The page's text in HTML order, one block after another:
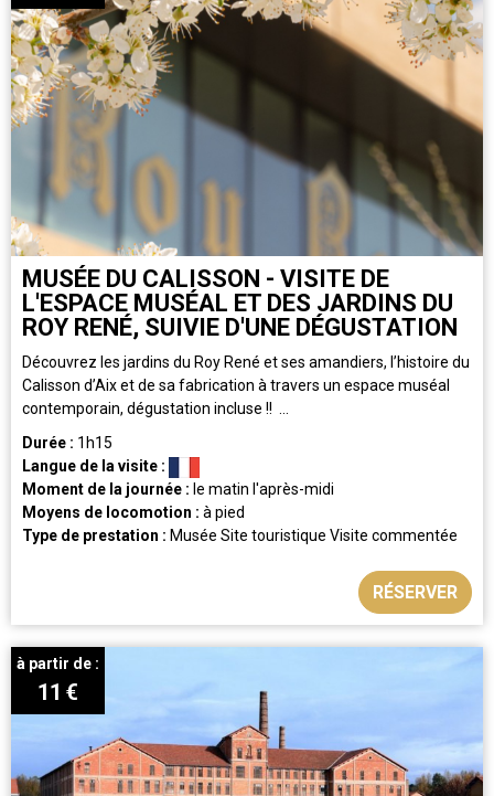
MUSÉE DU CALISSON - VISITE DE
L'ESPACE MUSÉAL ET DES JARDINS DU
ROY RENÉ, SUIVIE D'UNE DÉGUSTATION
Découvrez les jardins du Roy René et ses amandiers, l’histoire du
Calisson d’Aix et de sa fabrication à travers un espace muséal
contemporain, dégustation incluse !! ...
Durée : 1h15
Langue de la visite :
Moment de la journée : le matin l'après-midi
Moyens de locomotion : à pied
Type de prestation : Musée Site touristique Visite commentée
RÉSERVER
à partir de :
11 €